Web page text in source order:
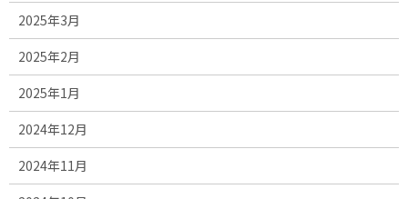
2025年3月
2025年2月
2025年1月
2024年12月
2024年11月